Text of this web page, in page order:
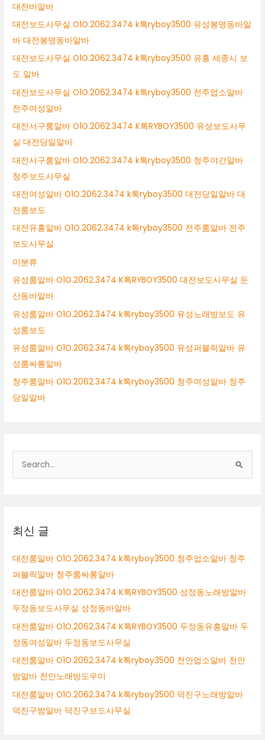
대전바알바
대전보도사무실 O1O.2062.3474 k톡ryboy3500 유성봉명동바알
바 대전봉명동바알바
대전보도사무실 O1O.2062.3474 k톡ryboy3500 유흥 세종시 보
도 알바
대전보도사무실 O1O.2062.3474 k톡ryboy3500 전주업소알바
전주여성알바
대전서구룸알바 O1O.2062.3474 K톡RYBOY3500 유성보도사무
실 대전당일알바
대전서구룸알바 O1O.2062.3474 k톡ryboy3500 청주야간알바
청주보도사무실
대전여성알바 O1O.2062.3474 k톡ryboy3500 대전당일알바 대
전룸보도
대전유흥알바 O1O.2062.3474 k톡ryboy3500 전주룸알바 전주
보도사무실
미분류
유성룸알바 O1O.2062.3474 K톡RYBOY3500 대전보도사무실 둔
산동바알바
유성룸알바 O1O.2062.3474 k톡ryboy3500 유성노래방보도 유
성룸보도
유성룸알바 O1O.2062.3474 k톡ryboy3500 유성퍼블릭알바 유
성룸싸롱알바
청주룸알바 O1O.2062.3474 k톡ryboy3500 청주여성알바 청주
당일알바
색
최신 글
대전룸알바 O1O.2062.3474 k톡ryboy3500 청주업소알바 청주
퍼블릭알바 청주룸싸롱알바
대전룸알바 O1O.2062.3474 K톡RYBOY3500 성정동노래방알바
두정동보도사무실 성정동바알바
대전룸알바 O1O.2062.3474 K톡RYBOY3500 두정동유흥알바 두
정동여성알바 두정동보도사무실
대전룸알바 O1O.2062.3474 k톡ryboy3500 천안업소알바 천안
밤알바 천안노래방도우미
대전룸알바 O1O.2062.3474 k톡ryboy3500 덕진구노래방알바
덕진구밤알바 덕진구보도사무실